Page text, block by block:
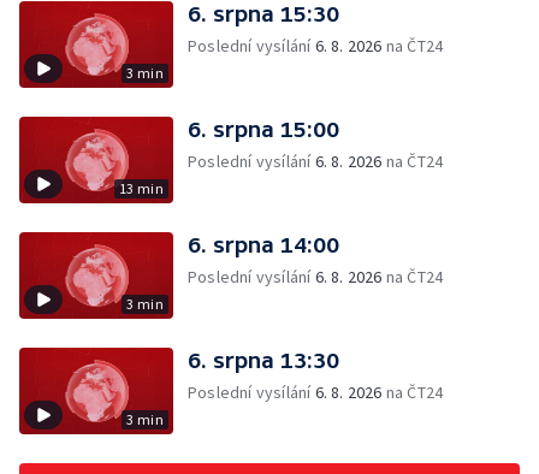
3 min
6. srpna 15:30
Poslední vysílání6. 8. 2026 na ČT24
13 min
6. srpna 15:00
Poslední vysílání6. 8. 2026 na ČT24
3 min
6. srpna 14:00
Poslední vysílání6. 8. 2026 na ČT24
3 min
6. srpna 13:30
Poslední vysílání6. 8. 2026 na ČT24